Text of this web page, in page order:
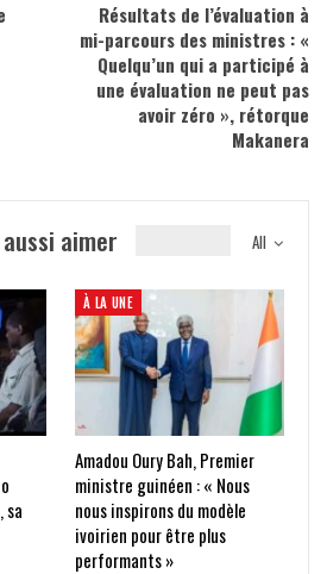
Résultats de l’évaluation à
mi-parcours des ministres : «
Quelqu’un qui a participé à
une évaluation ne peut pas
avoir zéro », rétorque
Makanera
All
aimer
sa
À LA UNE
Amadou Oury Bah, Premier
ministre guinéen : « Nous
nous inspirons du modèle
ivoirien pour être plus
performants »